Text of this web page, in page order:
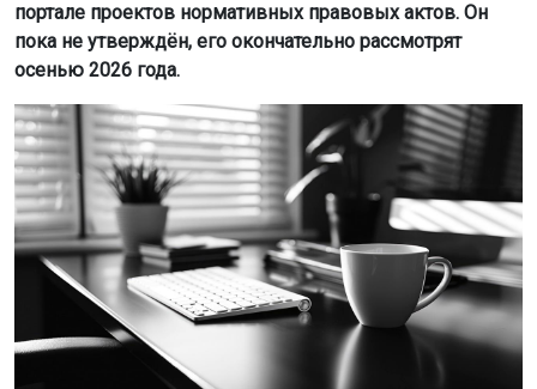
портале проектов нормативных правовых актов. Он
пока не утверждён, его окончательно рассмотрят
осенью 2026 года.